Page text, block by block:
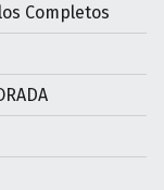
Completos